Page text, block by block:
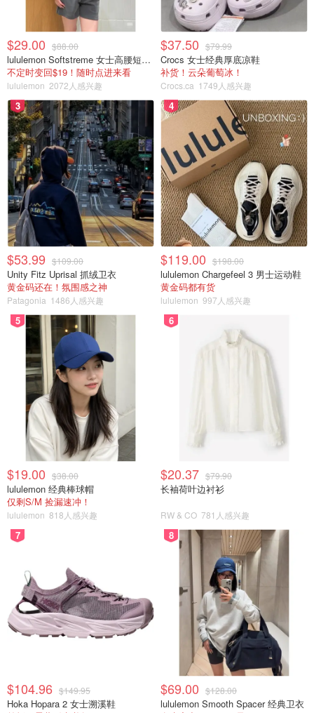
$29.00 $88.00
lululemon Softstreme 女士高腰短裤 10cm
不定时变回$19！随时点进来看
lululemon 2072人感兴趣
$37.50 $79.99
Crocs 女士经典厚底凉鞋
补货！云朵葡萄冰！
Crocs.ca 1749人感兴趣
3
$53.99 $109.00
Unity Fitz Uprisal 抓绒卫衣
黄金码还在！氛围感之神
Patagonia 1486人感兴趣
4
$119.00 $198.00
lululemon Chargefeel 3 男士运动鞋
黄金码都有货
lululemon 997人感兴趣
5
$19.00 $38.00
lululemon 经典棒球帽
仅剩S/M 捡漏速冲！
lululemon 818人感兴趣
6
$20.37 $79.90
长袖荷叶边衬衫
RW & CO 781人感兴趣
7
$104.96 $149.95
Hoka Hopara 2 女士溯溪鞋
8
$69.00 $128.00
lululemon Smooth Spacer 经典卫衣